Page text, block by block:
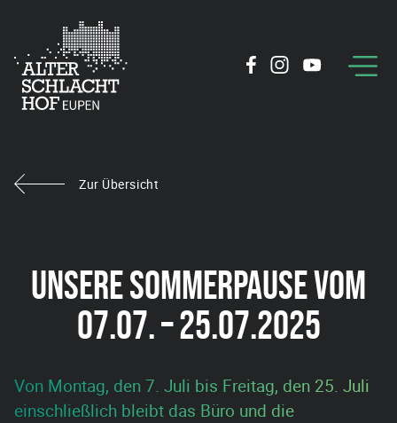
Zur Übersicht
UNSERE SOMMERPAUSE VOM
07.07. – 25.07.2025
Von Montag, den 7. Juli bis Freitag, den 25. Juli
einschließlich bleibt das Büro und die